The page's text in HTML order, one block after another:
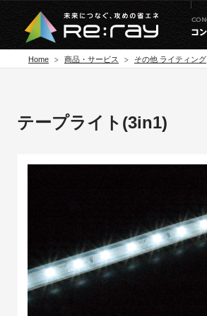
Home 商品・サービス その他 ライティング
テープライト(3in1)